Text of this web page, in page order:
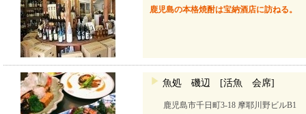
鹿児島の本格焼酎は宝納酒店に訪ねる。
魚処 磯辺 [活魚 会席]
鹿児島市千日町3-18 摩耶川野ビルB1